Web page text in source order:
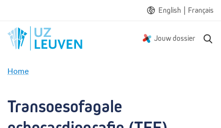
English | Français
Jouw dossier
Home
n
Transoesofagale